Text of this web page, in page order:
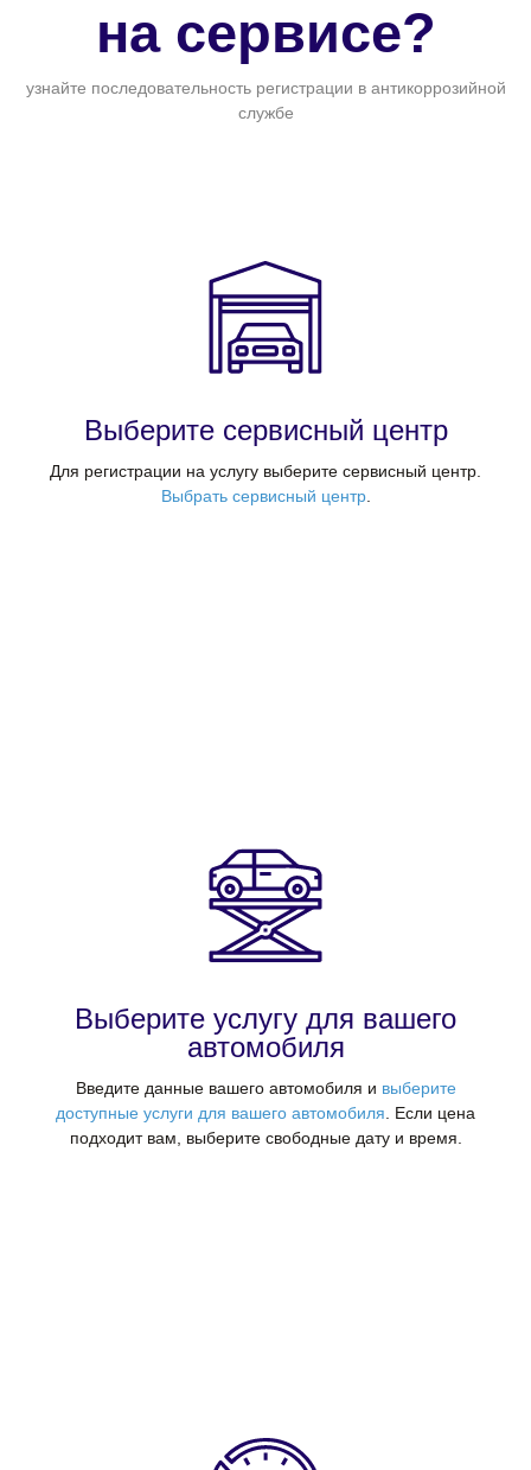
на сервисе?
узнайте последовательность регистрации в антикоррозийной
службе
Выберите сервисный центр
Для регистрации на услугу выберите сервисный центр.
Выбрать сервисный центр.
Выберите услугу для вашего
автомобиля
Введите данные вашего автомобиля и выберите
доступные услуги для вашего автомобиля. Если цена
подходит вам, выберите свободные дату и время.